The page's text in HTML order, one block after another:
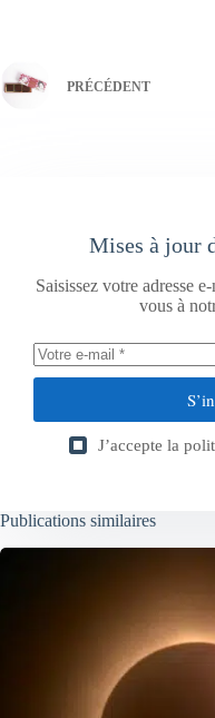
PRÉCÉDENT
Mises à jour
Saisissez votre adresse
vous à
J’accepte la
Publications similaires